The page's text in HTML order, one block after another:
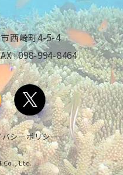
西崎町4-5-4
: 098-994-8464
シーポリシー
Co., Ltd.